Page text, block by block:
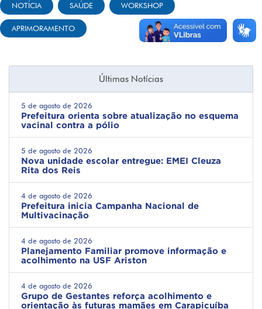
NOTÍCIA SAÚDE WORKSHOP
APRIMORAMENTO
Últimas Notícias
5 de agosto de 2026
Prefeitura orienta sobre atualização no esquema
vacinal contra a pólio
5 de agosto de 2026
Nova unidade escolar entregue: EMEI Cleuza
Rita dos Reis
4 de agosto de 2026
Prefeitura inicia Campanha Nacional de
Multivacinação
4 de agosto de 2026
Planejamento Familiar promove informação e
acolhimento na USF Ariston
4 de agosto de 2026
Grupo de Gestantes reforça acolhimento e
orientação às futuras mamães em Carapicuíba